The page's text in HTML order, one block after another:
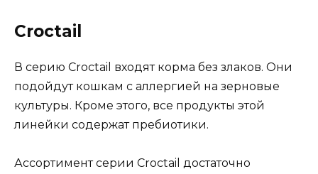
Croctail
В серию Croctail входят корма без злаков. Они
подойдут кошкам с аллергией на зерновые
культуры. Кроме этого, все продукты этой
линейки содержат пребиотики.
Ассортимент серии Croctail достаточно